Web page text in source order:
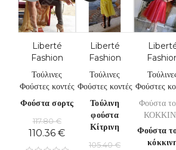
Liberté
Fashion
Τούλινες
Φούστες κοντές
Φούστα σορτς
117.80€
110.36 €
Liberté
Fashion
Τούλινες
Φούστες κοντές
Τούλινη
φούστα
Κίτρινη
105.40€
Φούστες
Φούστα
Φούστα